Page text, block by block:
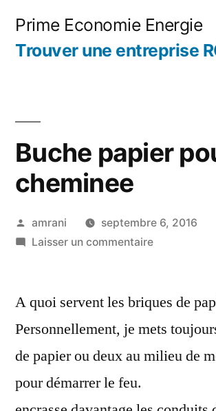
Prime Economie Energie
Trouver une entreprise
Buche papier
cheminee
Publié
par
amrani
septembre 6, 2016
Laisser un commentairesur
pour
A quoi servent les briques de
Personnellement, je mets
de papier ou deux au milieu de
pour démarrer le feu.